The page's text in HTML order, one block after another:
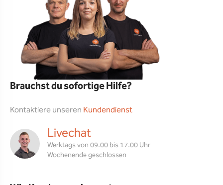
Brauchst du sofortige Hilfe?
Kontaktiere unseren Kundendienst
Livechat
Werktags von 09.00 bis 17.00 Uhr
Wochenende geschlossen